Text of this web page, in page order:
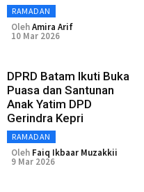
RAMADAN
OlehAmira Arif
10 Mar 2026
DPRD Batam Ikuti Buka
Puasa dan Santunan
Anak Yatim DPD
Gerindra Kepri
RAMADAN
Oleh Faiq Ikbaar Muzakkii
9 Mar 2026